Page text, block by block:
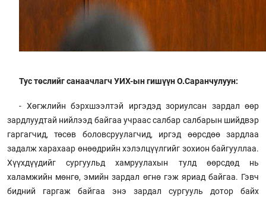
Тус төслийг санаачлагч УИХ-ын гишүүн О.Саранчулуун:
- Хөгжлийн бэрхшээлтэй иргэдэд зориулсан зардал өөр
зардлуудтай нийлээд байгаа учраас салбар салбарын шийдвэр
гаргагчид, төсөв боловсруулагчид, иргэд өөрсдөө зардлаа
задалж харахаар өнөөдрийн хэлэлцүүлгийг зохион байгууллаа.
Хүүхдүүдийг сургуульд хамруулахын тулд өөрсдөд нь
халамжийн мөнгө, эмийн зардал өгнө гэж яриад байгаа. Гэвч
бидний гаргаж байгаа энэ зардал сургууль дотор байх